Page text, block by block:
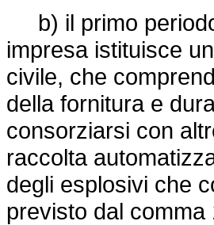
b) il primo
impresa istituisce
civile, che
della fornitura e
consorziarsi con
raccolta
degli esplosivi che
previsto dal comma